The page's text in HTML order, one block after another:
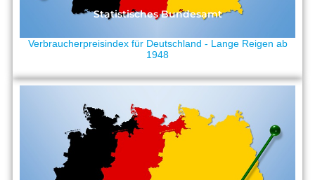
Statistisches Bundesamt
Verbraucherpreisindex für Deutschland - Lange Reigen ab
1948